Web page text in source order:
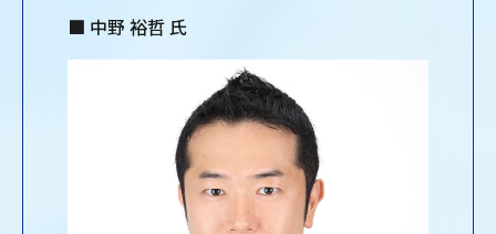
■ 中野 裕哲 氏